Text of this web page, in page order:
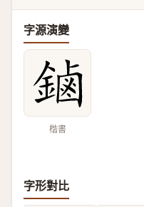
字源演變
楷書
字形對比